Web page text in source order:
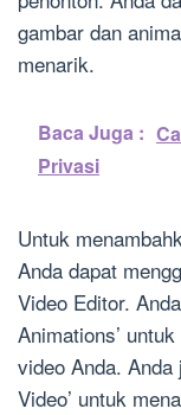
gambar dan
menarik.
Baca Juga :
Privasi
Untuk
Anda dapat
Video Editor.
Animations’
video Anda. Anda
Video’ untuk